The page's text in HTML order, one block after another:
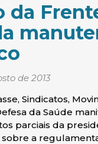
da
de 2013
Sindicatos,
da Saúde
parciais da
sobre a